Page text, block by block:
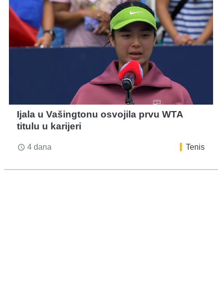
Ijala u Vašingtonu osvojila prvu WTA
titulu u karijeri
access_time 4 dana Tenis